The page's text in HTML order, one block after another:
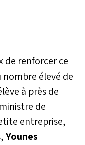
de renforcer ce
élevé de
à près de
de
entreprise,
Younes